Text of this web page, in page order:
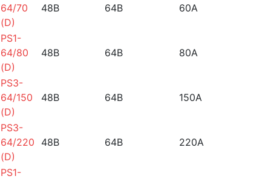
64/70
(D)
48B 64B 60A
PS1-
64/80
(D)
48В 64В 80А
PS3-
64/150
(D)
48B 64B 150A
PS3-
64/220
(D)
48B 64B 220A
PS1-